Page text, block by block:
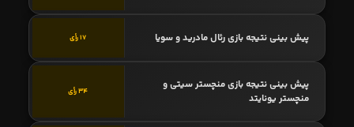
پیش بینی نتیجه بازی رئال مادرید و سویا 17 رأی
پیش بینی نتیجه بازی منچستر سیتی و
منچستر یونایتد
34 رأی